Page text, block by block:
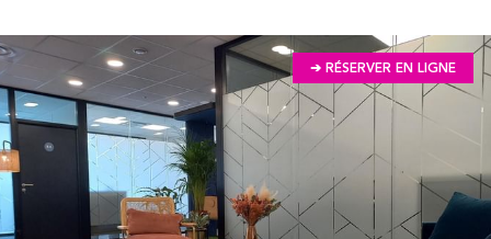
➔ RÉSERVER EN LIGNE